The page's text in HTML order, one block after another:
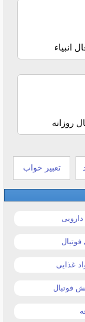
انبیاء
روزانه
تعبیر خواب
فوتبال
غذایی
فوتبال